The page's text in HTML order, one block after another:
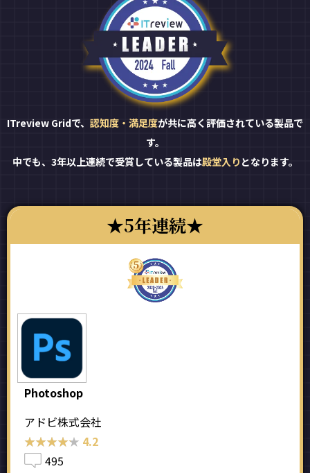
ITreview Gridで、 認知度・満足度が共に高く評価されている製品で
す。
中でも、3年以上連続で受賞している製品は殿堂入り となります。
5年連続
Photoshop
アドビ株式会社
★★★★★
★★★★★ 4.2
495